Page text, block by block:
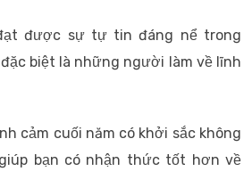
được sự tự tin đáng nể trong
biệt là những người làm về lĩnh
cảm cuối năm có khởi sắc không
bạn có nhận thức tốt hơn về